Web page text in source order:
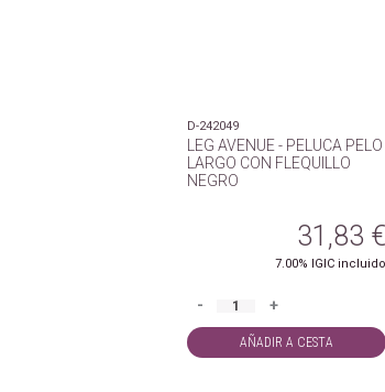
D-242049
LEG AVENUE - PELUCA PELO
LARGO CON FLEQUILLO
NEGRO
31,83 €
7.00% IGIC incluido
- +
AÑADIR A CESTA